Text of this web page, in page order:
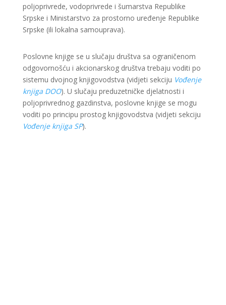
poljoprivrede, vodoprivrede i šumarstva Republike
Srpske i Ministarstvo za prostorno uređenje Republike
Srpske (ili lokalna samouprava).
Poslovne knjige se u slučaju društva sa ograničenom
odgovornošću i akcionarskog društva trebaju voditi po
sistemu dvojnog knjigovodstva (vidjeti sekciju Vođenje
knjiga DOO). U slučaju preduzetničke djelatnosti i
poljoprivrednog gazdinstva, poslovne knjige se mogu
voditi po principu prostog knjigovodstva (vidjeti sekciju
Vođenje knjiga SP).